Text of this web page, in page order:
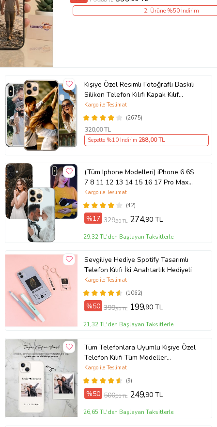
2. Ürüne %50 İndirim
Kişiye Özel Resimli Fotoğraflı Baskılı
Silikon Telefon Kılıfı Kapak Kılıf
(Telefon Modelleri Açıklamada)
(2675)
Kargo ile Teslimat
320,00 TL
Sepette %10 İndirim 288,00 TL
(Tüm Iphone Modelleri) iPhone 6 6S
7 8 11 12 13 14 15 16 17 Pro Max
Plus Mini Kişiye Özel Resimli
Fotoğraflı Kılıf(42)
Kargo ile Teslimat
%17 329,90 TL 274,90 TL
29,32 TL'den Başlayan Taksitlerle
Sevgiliye Hediye Spotify Tasarımlı
Telefon Kılıfı İki Anahtarlık Hediyeli
(1062)
Kargo ile Teslimat
%50 399,90 TL 199,90 TL
21,32 TL'den Başlayan Taksitlerle
Tüm Telefonlara Uyumlu Kişiye Özel
Telefon Kılıfı Tüm Modeller
Açıklamada
(9)
Kargo ile Teslimat
%50 500,00 TL 249,90 TL
26,65 TL'den Başlayan Taksitlerle